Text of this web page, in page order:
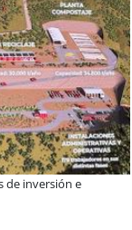
Súper Sano de